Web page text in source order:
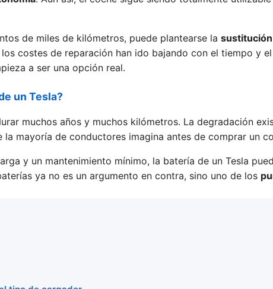
de miles de kilómetros, puede plantearse la
costes de reparación han ido bajando con el tiempo y el
a ser una opción real.
un Tesla?
muchos años y muchos kilómetros. La degradación
la mayoría de conductores imagina antes de comprar un
y un mantenimiento mínimo, la batería de un Tesla
ya no es un argumento en contra, sino uno de los